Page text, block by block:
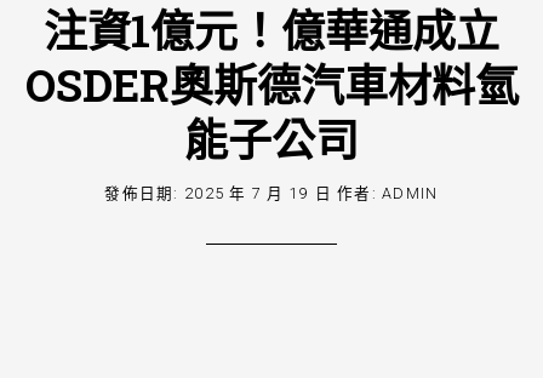
注資1億元！億華通成立
OSDER奧斯德汽車材料氫
能子公司
發佈日期: 2025 年 7 月 19 日 作者:ADMIN